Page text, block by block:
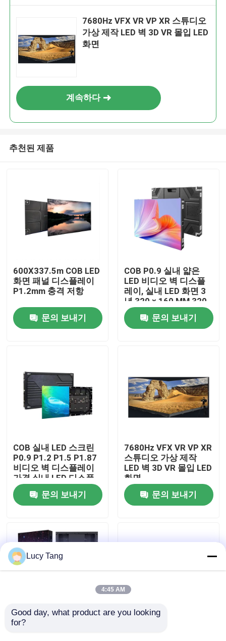
제품
비디오
VR 쇼
우리 에 관한 것
공장 투어
품질 관리
저희와 연락
7680Hz VFX VR VP XR 스튜디오
가상 제작 LED 벽 3D VR 몰입 LED
화면
계속하다
추천된 제품
600X337.5m COB LED
화면 패널 디스플레이
P1.2mm 충격 저항
문의 보내기
COB P0.9 실내 얇은
LED 비디오 벽 디스플
레이, 실내 LED 화면 3
년 320 × 160 MM,320
× 160 MM
문의 보내기
COB 실내 LED 스크린
P0.9 P1.2 P1.5 P1.87
비디오 벽 디스플레이
가격 실내 LED 디스플
레이 LED Cob 스크린
문의 보내기
7680Hz VFX VR VP XR
스튜디오 가상 제작
LED 벽 3D VR 몰입 LED
화면
문의 보내기
3D 스테이지 댄스 플로
Lucy Tang
4:45 AM
Good day, what product are you looking
for?